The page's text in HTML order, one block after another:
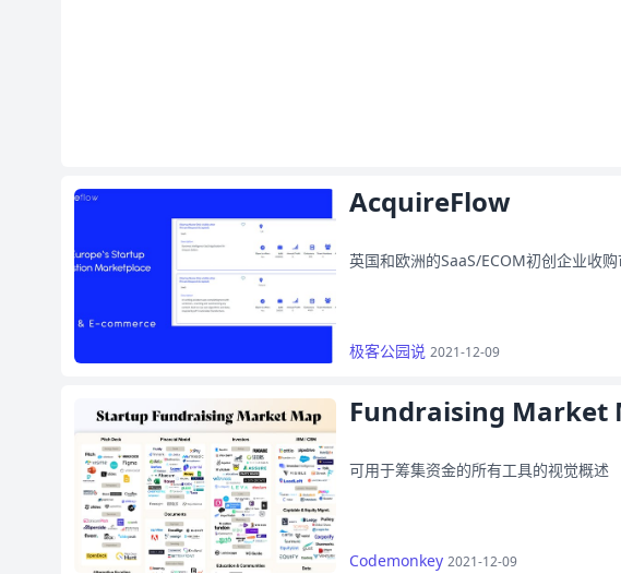
AcquireFlow
英国和欧洲的SaaS/ECOM初创企业收购
极客公园说 2021-12-09
Fundraising Market
可用于筹集资金的所有工具的视觉概述
Codemonkey 2021-12-09